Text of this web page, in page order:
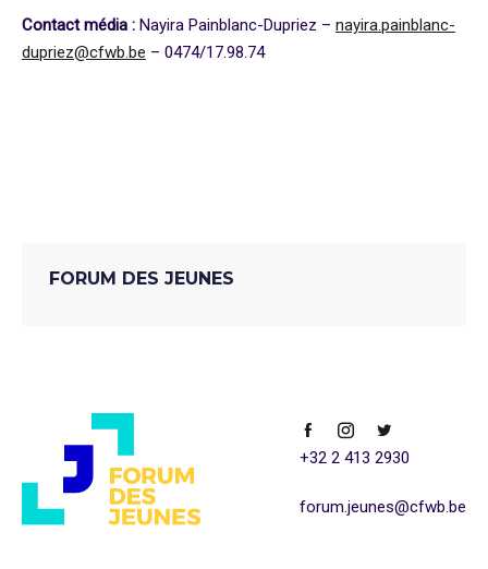
Contact média : Nayira Painblanc-Dupriez – nayira.painblanc-
dupriez@cfwb.be – 0474/17.98.74
FORUM DES JEUNES
+32 2 413 2930
forum.jeunes@cfwb.be